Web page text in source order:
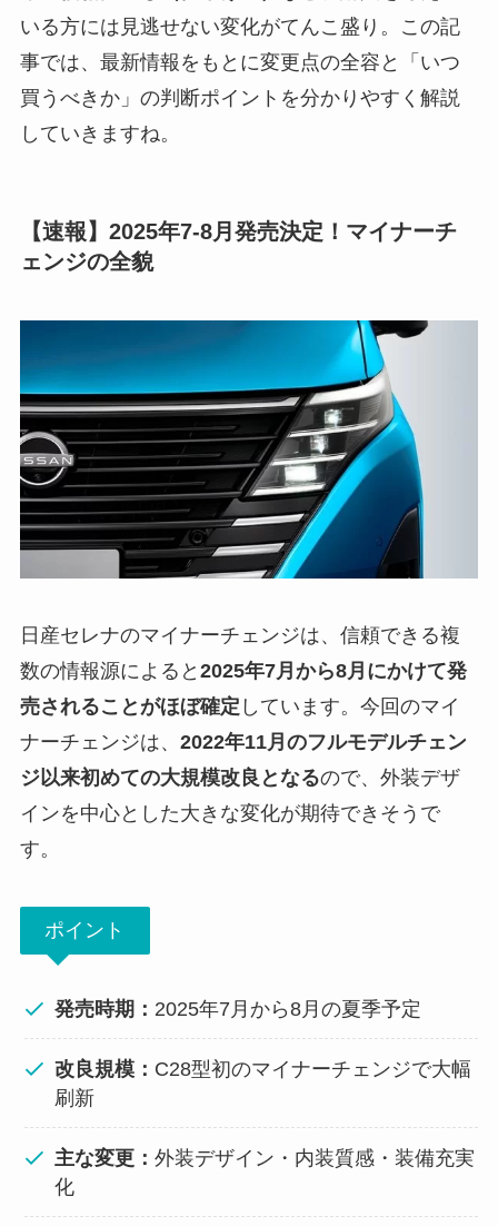
いる方には見逃せない変化がてんこ盛り。この記
事では、最新情報をもとに変更点の全容と「いつ
買うべきか」の判断ポイントを分かりやすく解説
していきますね。
【速報】2025年7-8月発売決定！マイナーチ
ェンジの全貌
日産セレナのマイナーチェンジは、信頼できる複
数の情報源によると 2025年7月から8月にかけて発
売されることがほぼ確定 しています。今回のマイ
ナーチェンジは、 2022年11月のフルモデルチェン
ジ以来初めての大規模改良となるので、外装デザ
インを中心とした大きな変化が期待できそうで
す。
ポイント
発売時期： 2025年7月から8月の夏季予定
改良規模： C28型初のマイナーチェンジで大幅
刷新
主な変更：外装デザイン・内装質感・装備充実
化